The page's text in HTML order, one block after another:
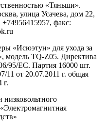
«Тяньши».
улица Усачева, дом 22,
факс:
«Исюэтун» для ухода за
модель TQ-Z05. Директива
95/ЕС. Партия 16000 шт.
11 от 20.07.2011 г. общая
г.